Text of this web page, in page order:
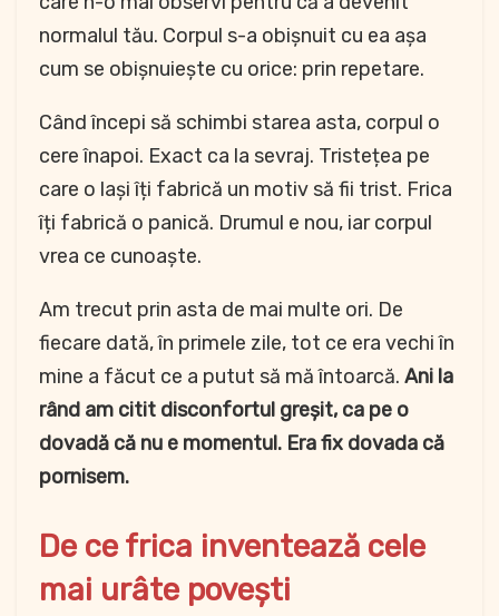
normalul tău. Corpul s-a obișnuit cu ea așa
cum se obișnuiește cu orice: prin repetare.
Când începi să schimbi starea asta, corpul o
cere înapoi. Exact ca la sevraj. Tristețea pe
care o lași îți fabrică un motiv să fii trist. Frica
îți fabrică o panică. Drumul e nou, iar corpul
vrea ce cunoaște.
Am trecut prin asta de mai multe ori. De
fiecare dată, în primele zile, tot ce era vechi în
mine a făcut ce a putut să mă întoarcă. Ani la
rând am citit disconfortul greșit, ca pe o
dovadă că nu e momentul. Era fix dovada că
pornisem.
De ce frica inventează cele
mai urâte povești